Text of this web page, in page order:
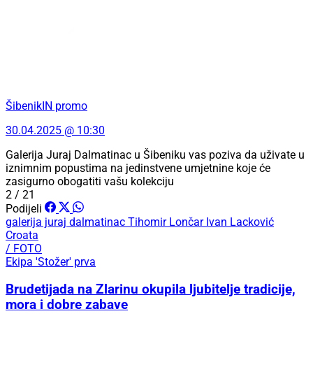
ŠibenikIN promo
30.04.2025 @ 10:30
Galerija Juraj Dalmatinac u Šibeniku vas poziva da uživate u
iznimnim popustima na jedinstvene umjetnine koje će
zasigurno obogatiti vašu kolekciju
2 / 21
Podijeli
galerija juraj dalmatinac Tihomir Lončar Ivan Lacković
Croata
/ FOTO
Ekipa 'Stožer' prva
Brudetijada na Zlarinu okupila ljubitelje tradicije,
mora i dobre zabave